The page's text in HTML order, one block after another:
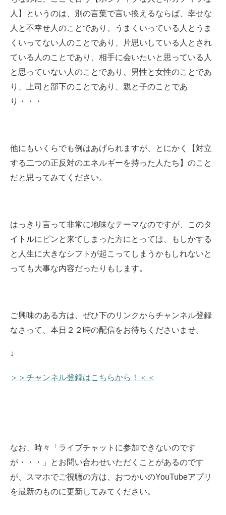
人】というのは、別の言葉で言い換えるならば、 幸せな
人と不幸せ人のことであり、うまくいっている人とうま
くいってない人のことであり、片思いしている人とされ
ている人のことであり、相手に会いたいと思っている人
と思っていない人のことであり、男性と女性のことであ
り、上司と部下のことであり、親と子のことであ
り・・・
他にもいくらでも例はあげられますが、とにかく【対立
する二つの正反対のエネルギーを持った人たち】のこと
だと思ってみてください。
はっきり言って非常に地味なテーマなのですが、このタ
イトルにピンと来てしまった方にとっては、もしかする
と人生に大きなシフトが起こってしまうかもしれないと
っても大事な内容だったりもします。
ご興味のある方は、ぜひ下のリンクからチャンネル登録
なさって、本日２２時の配信をお待ちくださいませ。
↓
＞＞チャンネル登録はこちらから！＜＜
なお、時々「ライブチャットに参加できないのです
が・・・」とお問い合わせいただくことがあるのです
が、スマホでご視聴の方は、おつかいのYouTubeアプリ
を最新のものに更新してみてください。